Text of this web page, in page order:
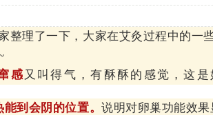
整理了一下，大家在艾灸过程中的一
感又叫得气，有酥酥的感觉，这是
能到会阴的位置。说明对卵巢功能效果